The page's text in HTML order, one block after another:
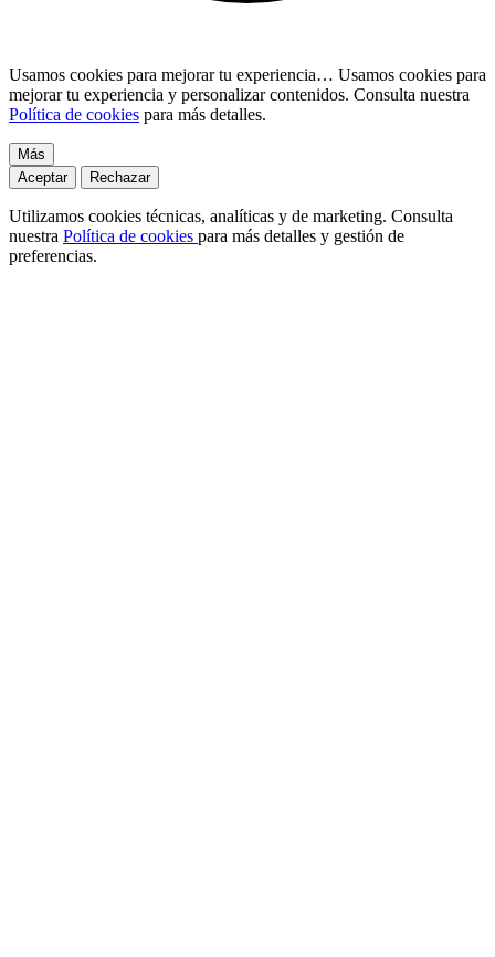
Usamos cookies para mejorar tu experiencia… Usamos cookies para
mejorar tu experiencia y personalizar contenidos. Consulta nuestra
Política de cookies para más detalles.
Más
Aceptar
Rechazar
Utilizamos cookies técnicas, analíticas y de marketing. Consulta
nuestra Política de cookies para más detalles y gestión de
preferencias.